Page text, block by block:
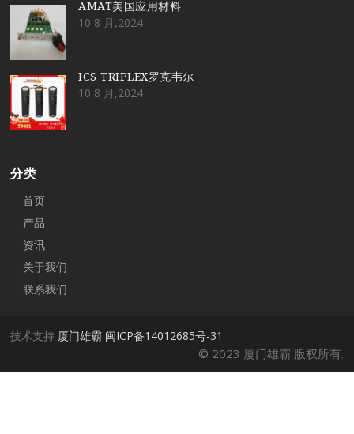
AMAT美国应用材料
10 8 月,2024
ICS TRIPLEX罗克韦尔
10 8 月,2024
分类
首页
产品
资讯
关于我们
联系我们
技术支持 厦门雄霸 闽ICP备14012685号-31
© 2023 厦门雄霸 版权所有.